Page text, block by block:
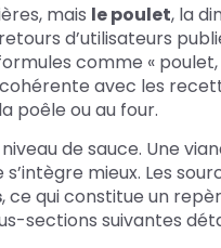
mais le poulet, la
d’utilisateurs
comme «
avec les
poêle ou au four.
de sauce. Une
mieux. Les
, ce qui constitue un
sections suivantes